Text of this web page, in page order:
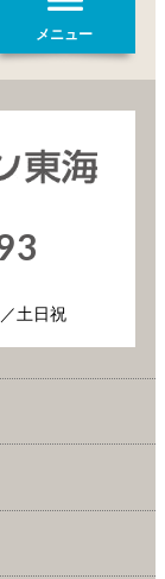
メニュー
土日祝